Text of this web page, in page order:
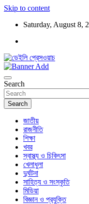
Skip to content
Saturday, August 8,
ডেইলি প্রেসওয়াচ
Search
Search
জাতীয়
রাজনীতি
শিক্ষা
খবর
স্বাস্থ্য ও চিকিৎসা
খেলাধুলা
দুর্ঘটনা
সাহিত্য ও সংস্কৃতি
মিডিয়া
বিজ্ঞান ও প্রযুক্তি